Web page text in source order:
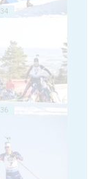
34
36